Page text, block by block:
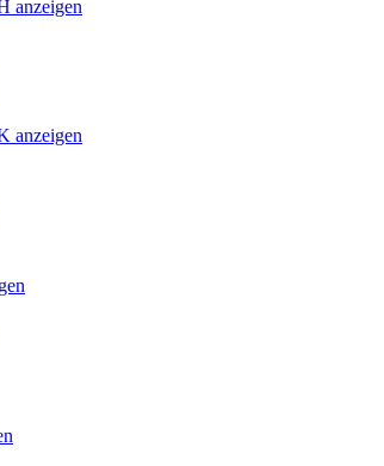
anzeigen
anzeigen